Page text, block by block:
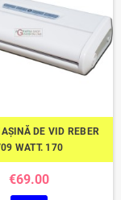
DE VID REBER
WATT. 170
€69.00